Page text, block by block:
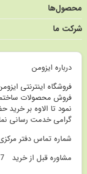
محصول‌ها
شرکت ما
درباره ایزومن
فروش محصولات
نمود تا الاوه بر
گرامی خدمت رسانی
شماره تماس دفتر مرکزی
مشاوره قبل از خرید 09160932327